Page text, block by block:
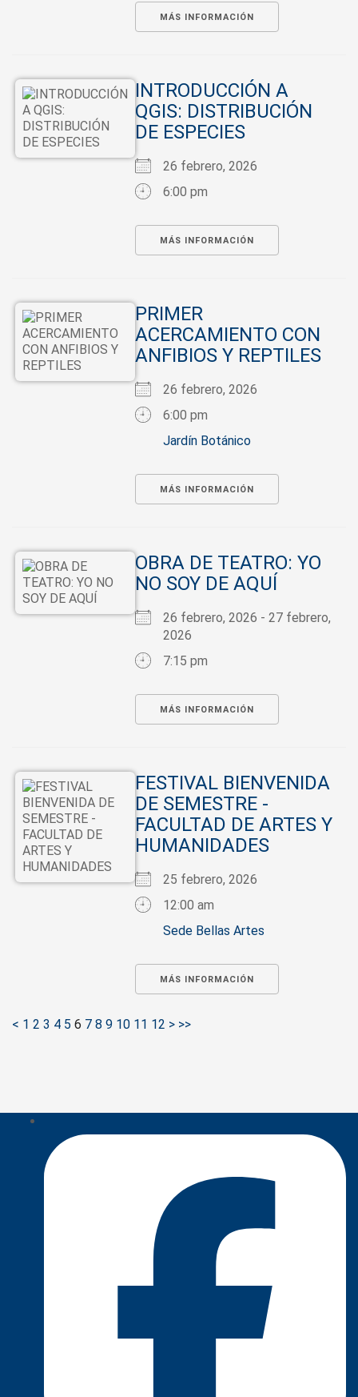
MÁS INFORMACIÓN
INTRODUCCIÓN A
QGIS: DISTRIBUCIÓN
DE ESPECIES
26 febrero, 2026
6:00 pm
MÁS INFORMACIÓN
PRIMER
ACERCAMIENTO CON
ANFIBIOS Y REPTILES
26 febrero, 2026
6:00 pm
Jardín Botánico
MÁS INFORMACIÓN
OBRA DE TEATRO: YO
NO SOY DE AQUÍ
26 febrero, 2026 - 27 febrero,
2026
7:15 pm
MÁS INFORMACIÓN
FESTIVAL BIENVENIDA
DE SEMESTRE -
FACULTAD DE ARTES Y
HUMANIDADES
25 febrero, 2026
12:00 am
Sede Bellas Artes
MÁS INFORMACIÓN
< 1 2 3 4 5 6 7 8 9 10 11 12 > >>